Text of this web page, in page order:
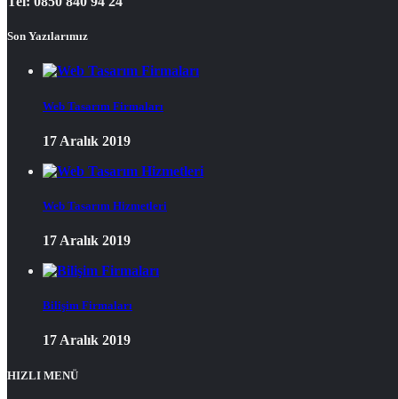
Son Yazılarımız
Web Tasarım Firmaları
17 Aralık 2019
Web Tasarım Hizmetleri
17 Aralık 2019
Bilişim Firmaları
17 Aralık 2019
HIZLI MENÜ